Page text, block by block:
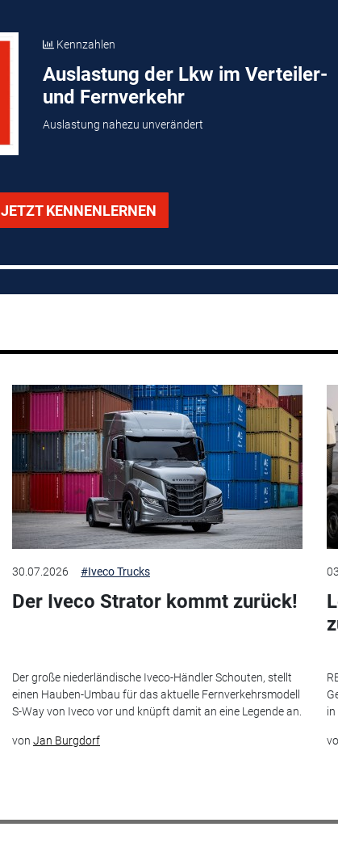
Kennzahlen
Auslastung der Lkw im Verteiler-
und Fernverkehr
Auslastung nahezu unverändert
JETZT KENNENLERNEN
30.07.2026 #Iveco Trucks
Der Iveco Strator kommt zurück!
Der große niederländische Iveco-Händler Schouten, stellt
einen Hauben-Umbau für das aktuelle Fernverkehrsmodell
S-Way von Iveco vor und knüpft damit an eine Legende an.
von Jan Burgdorf
in